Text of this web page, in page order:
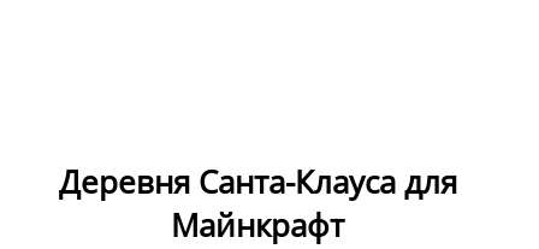
Деревня Санта-Клауса для
Майнкрафт